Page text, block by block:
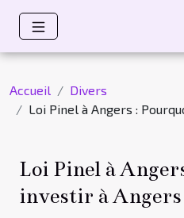
Accueil
Divers
Loi Pinel à Angers :
Loi Pinel à
investir à Angers